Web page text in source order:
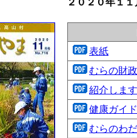
２０２０年１
表紙
むらの財政
紹介しま
健康ガイド
むらのわ